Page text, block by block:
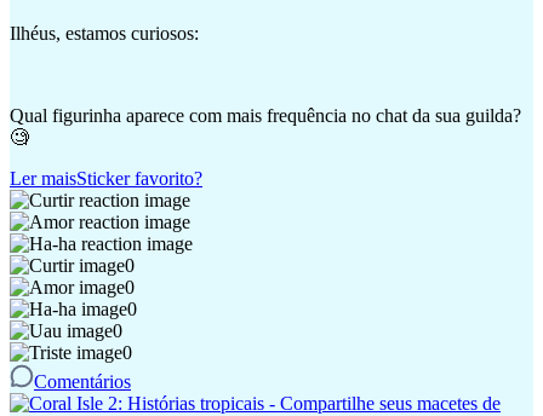
Ilhéus, estamos curiosos:
Qual figurinha aparece com mais frequência no chat da sua guilda?
🧐
Ler maisSticker favorito?
0
0
0
0
0
Comentários